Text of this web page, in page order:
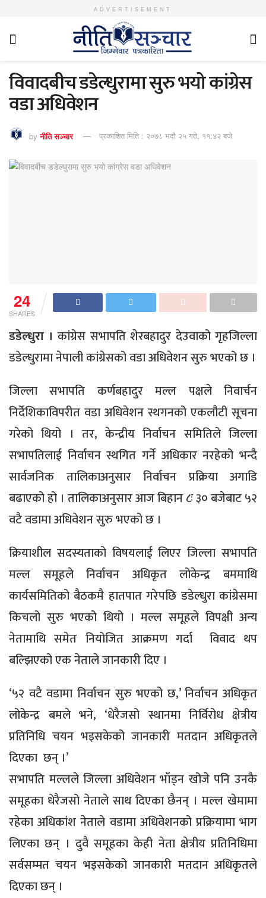
ADVERTISEMENT
विवादबीच डडेल्धुरामा सुरु भयो कांग्रेस
वडा अधिवेशन
by नीति सञ्चार प्रकाशित मिति : २०७८ भदौ २५ गते, ११:४२ बजे
24
SHARES
डडेल्धुरा । कांग्रेस सभापति शेरबहादुर देउवाको गृहजिल्ला
डडेल्धुरामा नेपाली कांग्रेसको वडा अधिवेशन सुरु भएको छ ।
जिल्ला सभापति कर्णबहादुर मल्ल पक्षले निवार्चन
निर्देशिकाविपरीत वडा अधिवेशन स्थगनको एकलौटी सूचना
गरेको थियो । तर, केन्द्रीय निर्वाचन समितिले जिल्ला
सभापतिलाई निर्वाचन स्थगित गर्ने अधिकार नरहेको भन्दै
सार्वजनिक तालिकाअनुसार निर्वाचन प्रक्रिया अगाडि
बढाएको हो । तालिकाअनुसार आज बिहान ८ः ३० बजेबाट ५२
वटै वडामा अधिवेशन सुरु भएको छ ।
क्रियाशील सदस्यताको विषयलाई लिएर जिल्ला सभापति
मल्ल समूहले निर्वाचन अधिकृत लोकेन्द्र बममाथि
कार्यसमितिको बैठकमै हातपात गरेपछि डडेल्धुरा कांग्रेसमा
किचलो सुरु भएको थियो । मल्ल समूहले विपक्षी अन्य
नेतामाथि समेत नियोजित आक्रमण गर्दा विवाद थप
बल्झिएको एक नेताले जानकारी दिए ।
‘५२ वटै वडामा निर्वाचन सुरु भएको छ,’ निर्वाचन अधिकृत
लोकेन्द्र बमले भने, ‘धेरैजसो स्थानमा निर्विरोध क्षेत्रीय
प्रतिनिधि चयन भइसकेको जानकारी मतदान अधिकृतले
दिएका छन् ।’
सभापति मल्लले जिल्ला अधिवेशन भाँड्न खोजे पनि उनकै
समूहका धेरैजसो नेताले साथ दिएका छैनन् । मल्ल खेमामा
रहेका अधिकांश नेताले वडामा अधिवेशनको प्रक्रियामा भाग
लिएका छन् । दुवै समूहका केही नेता क्षेत्रीय प्रतिनिधिमा
सर्वसम्मत चयन भइसकेको जानकारी मतदान अधिकृतले
दिएका छन् ।